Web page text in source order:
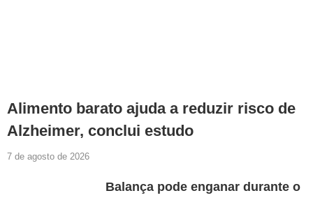
Alimento barato ajuda a reduzir risco de
Alzheimer, conclui estudo
7 de agosto de 2026
Balança pode enganar durante o